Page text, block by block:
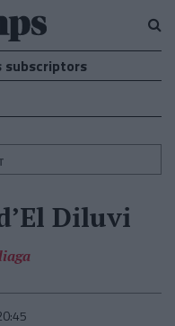
subscriptors
Diluvi